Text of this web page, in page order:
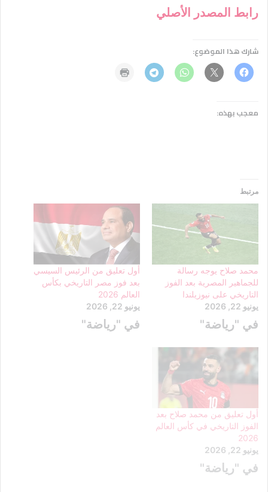
رابط المصدر الأصلي
شارك هذا الموضوع:
معجب بهذه:
مرتبط
محمد صلاح يوجه رسالة
للجماهير المصرية بعد الفوز
التاريخي على نيوزيلندا
يونيو 22, 2026
في "رياضة"
أول تعليق من الرئيس السيسي
بعد فوز مصر التاريخي بكأس
العالم 2026
يونيو 22, 2026
في "رياضة"
أول تعليق من محمد صلاح بعد
الفوز التاريخي في كأس العالم
2026
يونيو 22, 2026
في "رياضة"